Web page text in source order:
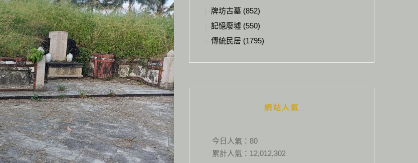
牌坊古墓 (852)
記憶廢墟 (550)
傳統民居 (1795)
網站人氣
今日人氣： 80
累計人氣： 12,012,302